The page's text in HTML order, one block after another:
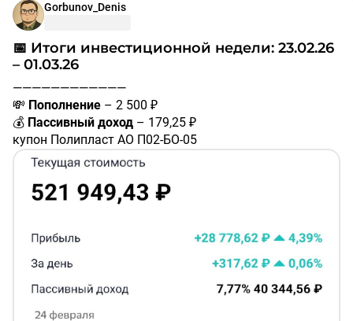
Gorbunov_Denis
📅 Итоги инвестиционной недели: 23.02.26
– 01.03.26
————————————
💸 Пополнение – 2 500 ₽
💰 Пассивный доход – 179,25 ₽
купон Полипласт АО П02-БО-05
#RU000A10BPN7– 41,92 ₽
купон Каршеринг Руссия 001P-03
#RU000A106UW3– 22,52 ₽
купон Россети БО 001P-14R
купон СИБУР Холдинг 001Р-02
#RU000A10A7H3
#RU000A107W48– 71,06 ₽
Добавлены в портфель: